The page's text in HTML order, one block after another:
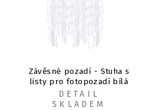
Závěsné pozadí - Stuha s
listy pro fotopozadí bílá
100 m
DETAIL
SKLADEM